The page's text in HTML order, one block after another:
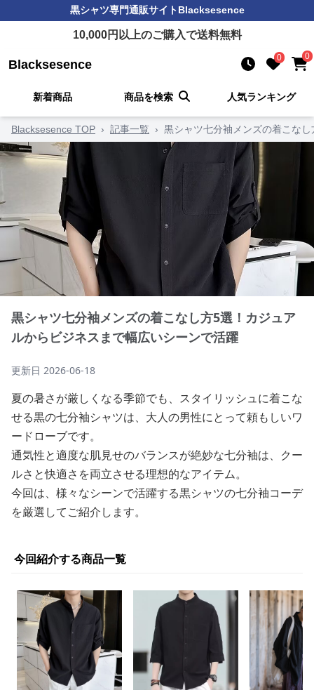
黒シャツ専門通販サイトBlacksesence
10,000円以上のご購入で送料無料
Blacksesence 0 0
新着商品 商品を検索 人気ランキング
Blacksesence TOP › 記事一覧 › 黒シャツ七分袖メンズの着こな
黒シャツ七分袖メンズの着こなし方5選！カジュア
ルからビジネスまで幅広いシーンで活躍
更新日 2026-06-18
夏の暑さが厳しくなる季節でも、スタイリッシュに着こな
せる黒の七分袖シャツは、大人の男性にとって頼もしいワ
ードローブです。
通気性と適度な肌見せのバランスが絶妙な七分袖は、クー
ルさと快適さを両立させる理想的なアイテム。
今回は、様々なシーンで活躍する黒シャツの七分袖コーデ
を厳選してご紹介します。
今回紹介する商品一覧